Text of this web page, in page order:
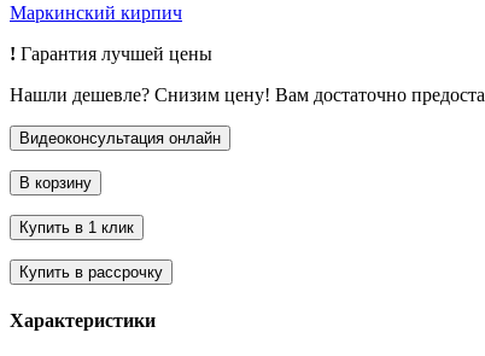
Маркинский кирпич
! Гарантия лучшей цены
Нашли дешевле? Снизим цену! Вам достаточно
Характеристики